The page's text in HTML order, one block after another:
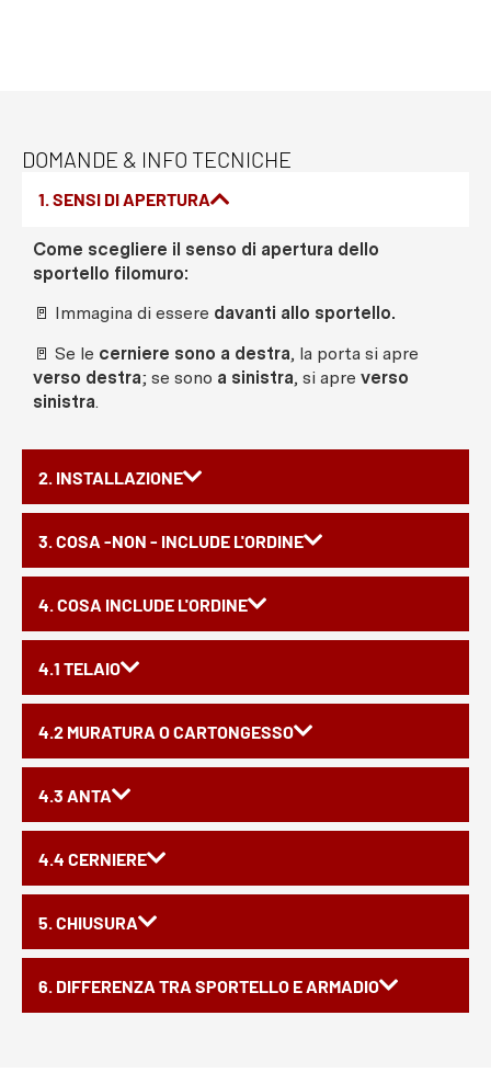
DOMANDE & INFO TECNICHE
1. SENSI DI APERTURA
2. INSTALLAZIONE
3. COSA -NON - INCLUDE L'ORDINE
4. COSA INCLUDE L'ORDINE
4.1 TELAIO
4.2 MURATURA O CARTONGESSO
4.3 ANTA
4.4 CERNIERE
5. CHIUSURA
6. DIFFERENZA TRA SPORTELLO E ARMADIO
Come scegliere il senso di apertura dello
sportello filomuro:
🚪 Immagina di essere davanti allo sportello.
🚪 Se le cerniere sono a destra, la porta si apre
verso destra; se sono a sinistra, si apre verso
sinistra.